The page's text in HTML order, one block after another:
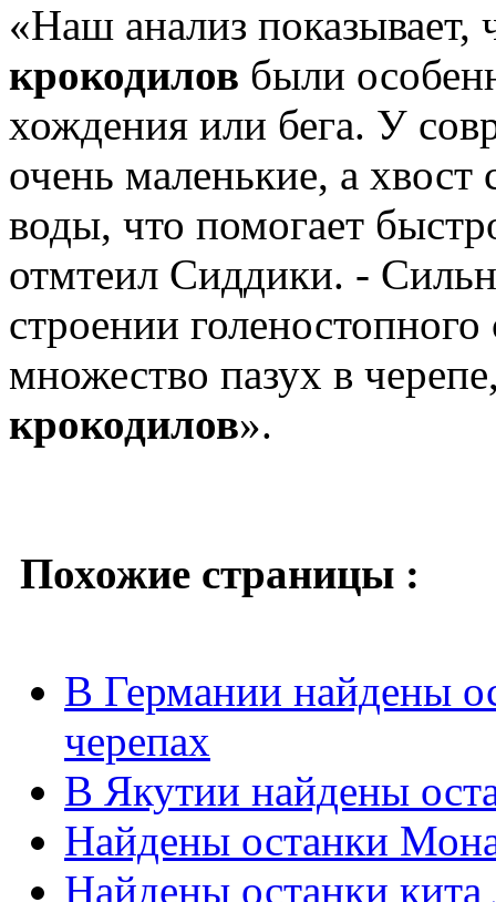
«Наш анализ показывает,
крокодилов были
хождения или бега. У
очень маленькие, а хвост
воды, что помогает
отмтеил Сиддики. -
строении
множество пазух в
крокодилов».
Похожие страницы :
В Германии найдены
черепах
В Якутии найдены
Найдены останки
Найдены останки кита